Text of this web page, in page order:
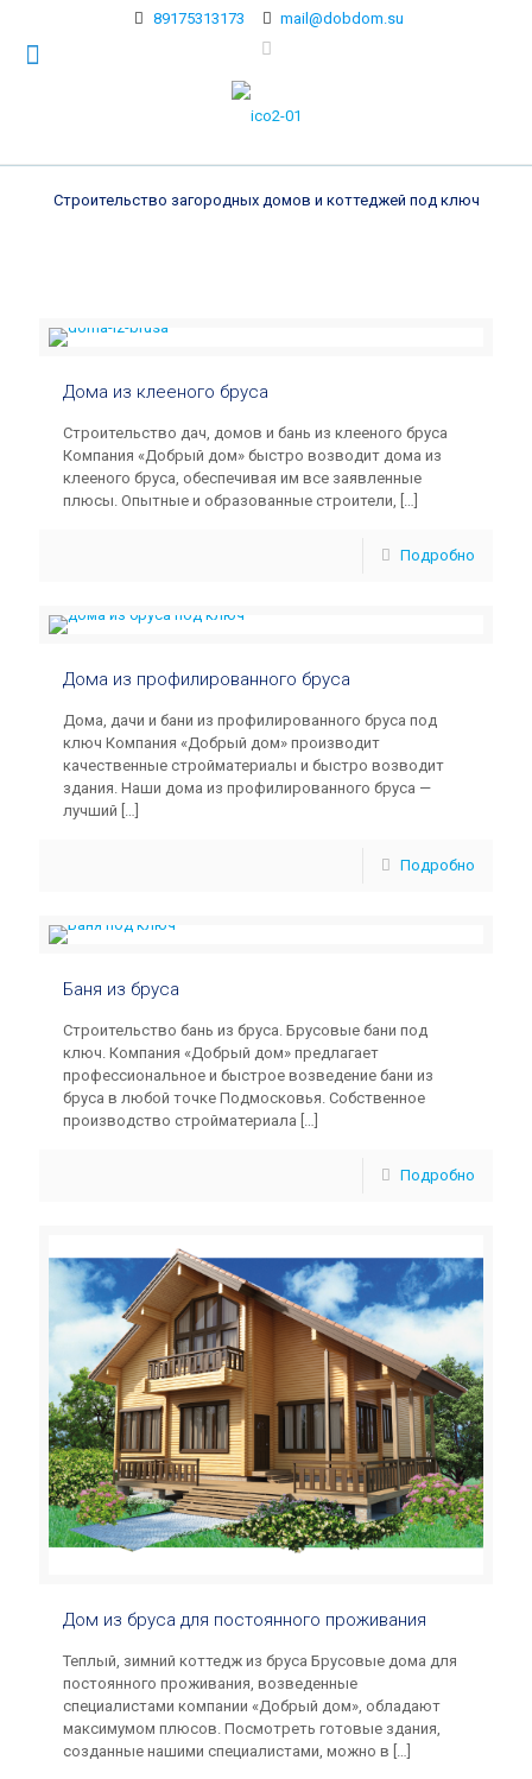
89175313173 mail@dobdom.su
Строительство загородных домов и коттеджей под ключ
Дома из клееного бруса
Строительство дач, домов и бань из клееного бруса
Компания «Добрый дом» быстро возводит дома из
клееного бруса, обеспечивая им все заявленные
плюсы. Опытные и образованные строители, […]
Подробно
Дома из профилированного бруса
Дома, дачи и бани из профилированного бруса под
ключ Компания «Добрый дом» производит
качественные стройматериалы и быстро возводит
здания. Наши дома из профилированного бруса —
лучший […]
Подробно
Баня из бруса
Строительство бань из бруса. Брусовые бани под
ключ. Компания «Добрый дом» предлагает
профессиональное и быстрое возведение бани из
бруса в любой точке Подмосковья. Собственное
производство стройматериала […]
Подробно
Дом из бруса для постоянного проживания
Теплый, зимний коттедж из бруса Брусовые дома для
постоянного проживания, возведенные
специалистами компании «Добрый дом», обладают
максимумом плюсов. Посмотреть готовые здания,
созданные нашими специалистами, можно в […]